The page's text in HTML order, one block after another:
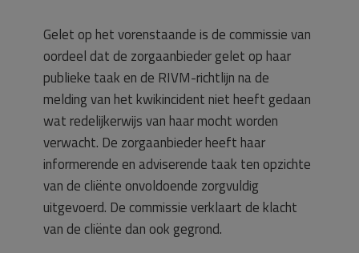
Gelet op het vorenstaande is de commissie van
oordeel dat de zorgaanbieder gelet op haar
publieke taak en de RIVM-richtlijn na de
melding van het kwikincident niet heeft gedaan
wat redelijkerwijs van haar mocht worden
verwacht. De zorgaanbieder heeft haar
informerende en adviserende taak ten opzichte
van de cliënte onvoldoende zorgvuldig
uitgevoerd. De commissie verklaart de klacht
van de cliënte dan ook gegrond.